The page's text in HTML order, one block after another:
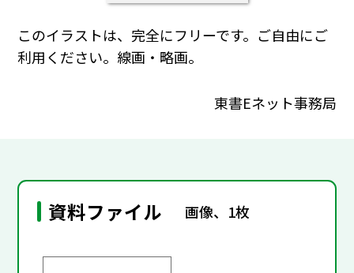
このイラストは、完全にフリーです。ご自由にご
利用ください。線画・略画。
東書Eネット事務局
資料ファイル 画像、1枚